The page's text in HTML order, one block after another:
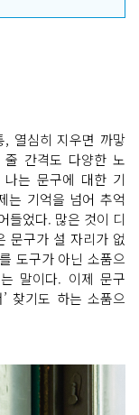
, 열심히 지우면 까맣
간격도 다양한 노
는 문구에 대한 기
는 기억을 넘어 추억
들었다. 많은 것이 디
문구가 설 자리가 없
도구가 아닌 소품으
말이다. 이제 문구
찾기도 하는 소품으